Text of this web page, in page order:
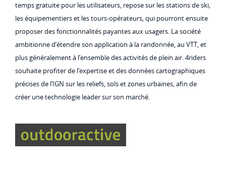
temps gratuite pour les utilisateurs, repose sur les stations de ski,
les équipementiers et les tours-opérateurs, qui pourront ensuite
proposer des fonctionnalités payantes aux usagers. La société
ambitionne d’étendre son application à la randonnée, au VTT, et
plus généralement à l’ensemble des activités de plein air. 4riders
souhaite profiter de l’expertise et des données cartographiques
précises de l’IGN sur les reliefs, sols et zones urbaines, afin de
créer une technologie leader sur son marché.